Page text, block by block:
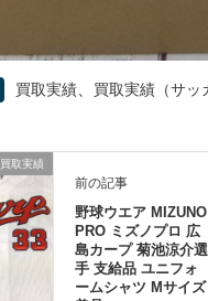
買取実績 買取実績（サッ
買取実績
前の記事
野球ウエア MIZUNO
PRO ミズノプロ 広
島カープ 菊池涼介選
手 支給品 ユニフォ
ームシャツ Mサイズ